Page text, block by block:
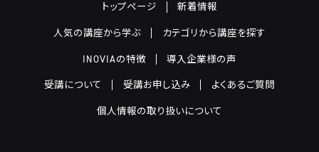
トップページ 新着情報
人気の講座から学ぶ カテゴリから講座を探す
INOVIAの特徴 導入企業様の声
受講について 受講お申し込み よくあるご質問
個人情報の取り扱いについて